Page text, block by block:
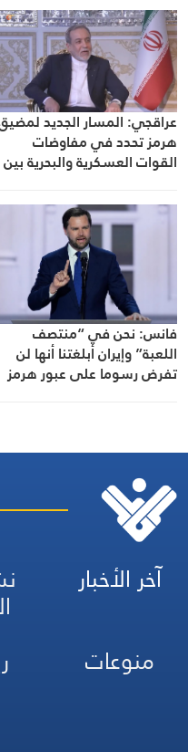
عراقجي: المسار الجديد
هرمز تحدد في مفاوضات
القوات العسكرية والبحرية بين
فانس: نحن في “منتصف
اللعبة” وإيران أبلغتنا أنها لن
تفرض رسوما على عبور هرمز
آخر الأخبار
منوعات